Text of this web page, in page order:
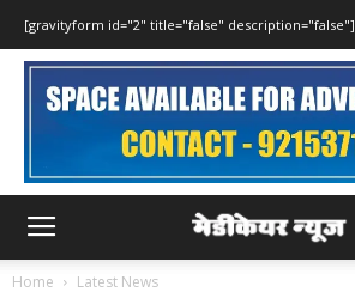
[gravityform id="2" title="false" description="false"]
Home Latest News